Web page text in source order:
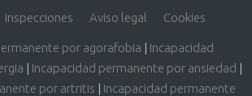
Inspecciones Aviso legal Cookies
por agorafobia | Incapacidad
| Incapacidad permanente por ansiedad |
por artritis | Incapacidad permanente